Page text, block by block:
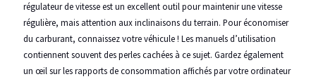
régulateur de vitesse est un excellent outil pour maintenir une vitesse
régulière, mais attention aux inclinaisons du terrain. Pour économiser
du carburant, connaissez votre véhicule ! Les manuels d’utilisation
contiennent souvent des perles cachées à ce sujet. Gardez également
un œil sur les rapports de consommation affichés par votre ordinateur